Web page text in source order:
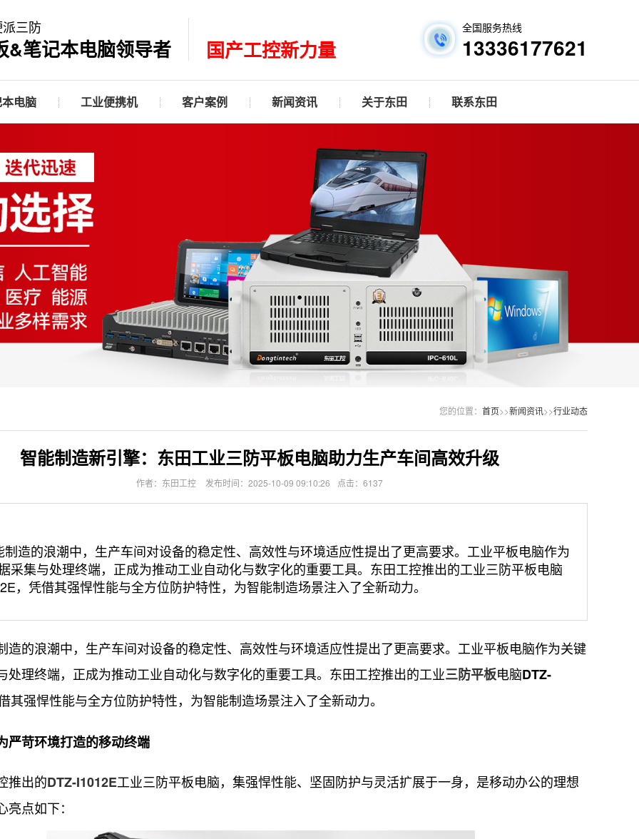
三防
&笔记本电脑领导者 国产工控新力量
全国服务热线
13336177621
电脑 工业便携机 客户案例 新闻资讯 关于东田 联系东田
您的位置： 首页>>新闻资讯>>行业动态
智能制造新引擎：东田工业三防平板电脑助力生产车间高效升级
作者：东田工控 发布时间：2025-10-09 09:10:26 点击：6137
制造的浪潮中，生产车间对设备的稳定性、高效性与环境适应性提出了更高要求。工业平板电脑作为
采集与处理终端，正成为推动工业自动化与数字化的重要工具。东田工控推出的工业三防平板电脑
，凭借其强悍性能与全方位防护特性，为智能制造场景注入了全新动力。
浪潮中，生产车间对设备的稳定性、高效性与环境适应性提出了更高要求。工业平板电脑作为关键
处理终端，正成为推动工业自动化与数字化的重要工具。东田工控推出的工业三防平板电脑DTZ-
其强悍性能与全方位防护特性，为智能制造场景注入了全新动力。
严苛环境打造的移动终端
出的DTZ-I1012E工业三防平板电脑，集强悍性能、坚固防护与灵活扩展于一身，是移动办公的理想
点如下：